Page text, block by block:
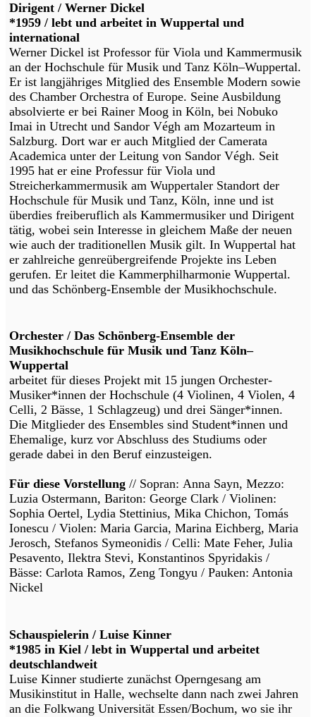
Dirigent / Werner Dickel
*1959 / lebt und arbeitet in Wuppertal und
international
Werner Dickel ist Professor für Viola und Kammermusik
an der Hochschule für Musik und Tanz Köln–Wuppertal.
Er ist langjähriges Mitglied des Ensemble Modern sowie
des Chamber Orchestra of Europe. Seine Ausbildung
absolvierte er bei Rainer Moog in Köln, bei Nobuko
Imai in Utrecht und Sandor Végh am Mozarteum in
Salzburg. Dort war er auch Mitglied der Camerata
Academica unter der Leitung von Sandor Végh. Seit
1995 hat er eine Professur für Viola und
Streicherkammermusik am Wuppertaler Standort der
Hochschule für Musik und Tanz, Köln, inne und ist
überdies freiberuflich als Kammermusiker und Dirigent
tätig, wobei sein Interesse in gleichem Maße der neuen
wie auch der traditionellen Musik gilt. In Wuppertal hat
er zahlreiche genreübergreifende Projekte ins Leben
gerufen. Er leitet die Kammerphilharmonie Wuppertal.
und das Schönberg-Ensemble der Musikhochschule.
Orchester / Das Schönberg-Ensemble der
Musikhochschule für Musik und Tanz Köln–
Wuppertal
arbeitet für dieses Projekt mit 15 jungen Orchester-
Musiker*innen der Hochschule (4 Violinen, 4 Violen, 4
Celli, 2 Bässe, 1 Schlagzeug) und drei Sänger*innen.
Die Mitglieder des Ensembles sind Student*innen und
Ehemalige, kurz vor Abschluss des Studiums oder
gerade dabei in den Beruf einzusteigen.
Für diese Vorstellung // Sopran: Anna Sayn, Mezzo:
Luzia Ostermann, Bariton: George Clark / Violinen:
Sophia Oertel, Lydia Stettinius, Mika Chichon, Tomás
Ionescu / Violen: Maria Garcia, Marina Eichberg, Maria
Jerosch, Stefanos Symeonidis / Celli: Mate Feher, Julia
Pesavento, Ilektra Stevi, Konstantinos Spyridakis /
Bässe: Carlota Ramos, Zeng Tongyu / Pauken: Antonia
Nickel
Schauspielerin / Luise Kinner
*1985 in Kiel / lebt in Wuppertal und arbeitet
deutschlandweit
Luise Kinner studierte zunächst Operngesang am
Musikinstitut in Halle, wechselte dann nach zwei Jahren
an die Folkwang Universität Essen/Bochum, wo sie ihr